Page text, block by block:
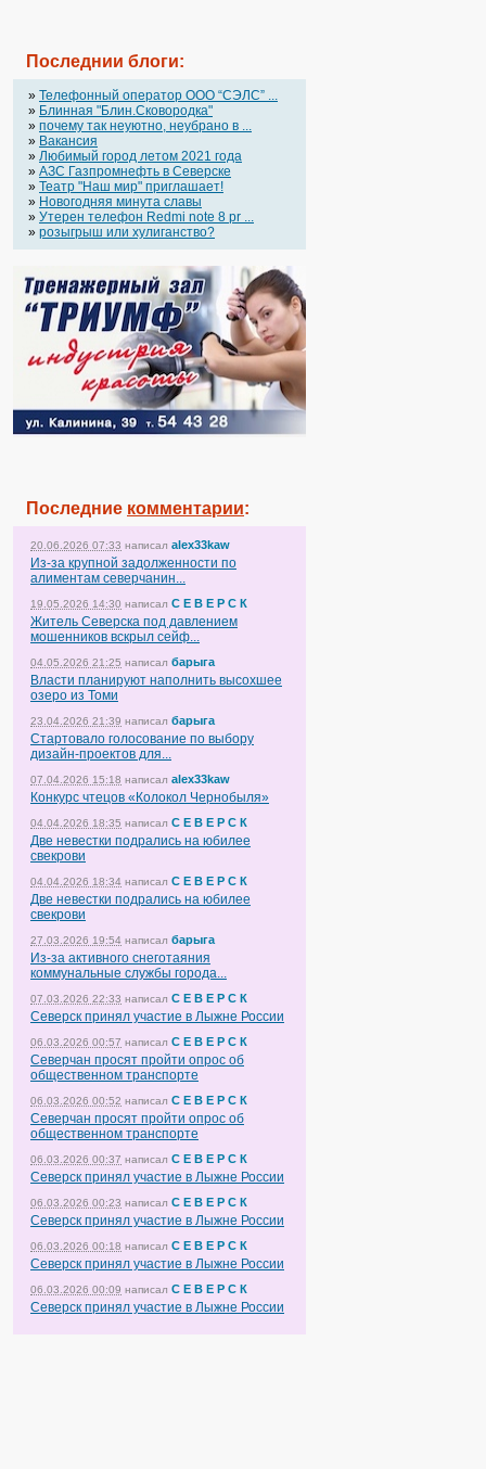
Последнии блоги:
» Телефонный оператор OOO “СЭЛС” ...
» Блинная "Блин.Сковородка"
» почему так неуютно, неубрано в ...
» Вакансия
» Любимый город летом 2021 года
» АЗС Газпромнефть в Северске
» Театр "Наш мир" приглашает!
» Новогодняя минута славы
» Утерен телефон Redmi note 8 pr ...
» розыгрыш или хулиганство?
Последние комментарии:
20.06.2026 07:33 написал alex33kaw
Из-за крупной задолженности по
алиментам северчанин...
19.05.2026 14:30 написал С Е В Е Р С К
Житель Северска под давлением
мошенников вскрыл сейф...
04.05.2026 21:25 написал барыга
Власти планируют наполнить высохшее
озеро из Томи
23.04.2026 21:39 написал барыга
Стартовало голосование по выбору
дизайн-проектов для...
07.04.2026 15:18 написал alex33kaw
Конкурс чтецов «Колокол Чернобыля»
04.04.2026 18:35 написал С Е В Е Р С К
Две невестки подрались на юбилее
свекрови
04.04.2026 18:34 написал С Е В Е Р С К
Две невестки подрались на юбилее
свекрови
27.03.2026 19:54 написал барыга
Из-за активного снеготаяния
коммунальные службы города...
07.03.2026 22:33 написал С Е В Е Р С К
Северск принял участие в Лыжне России
06.03.2026 00:57 написал С Е В Е Р С К
Северчан просят пройти опрос об
общественном транспорте
06.03.2026 00:52 написал С Е В Е Р С К
Северчан просят пройти опрос об
общественном транспорте
06.03.2026 00:37 написал С Е В Е Р С К
Северск принял участие в Лыжне России
06.03.2026 00:23 написал С Е В Е Р С К
Северск принял участие в Лыжне России
06.03.2026 00:18 написал С Е В Е Р С К
Северск принял участие в Лыжне России
06.03.2026 00:09 написал С Е В Е Р С К
Северск принял участие в Лыжне России